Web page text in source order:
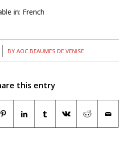
in: French
BY AOC BEAUMES DE VENISE
this entry